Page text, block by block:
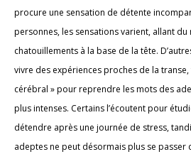
procure une sensation de détente
personnes, les sensations varient, allant
chatouillements à la base de la tête.
vivre des expériences proches de la transe,
cérébral » pour reprendre les mots des
plus intenses. Certains l’écoutent pour
détendre après une journée de stress,
adeptes ne peut désormais plus se passer